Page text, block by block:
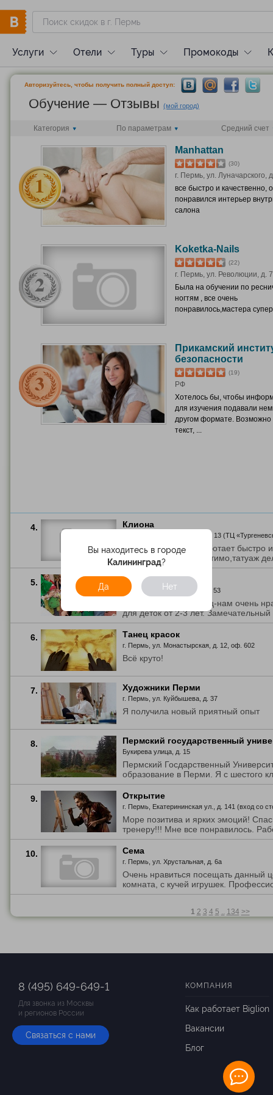
Вы находитесь в городе
Калининград?
Да Нет
Услуги Отели Туры Промокоды
Авторизуйтесь, чтобы получить полный доступ:
Обучение — Отзывы (мой город)
Категория По параметрам Средний счет
Mаnhattan
(30)
г. Пермь, ул. Луначарского,
все быстро и качественно,
понравился интерьер
салона
Koketka-Nails
(22)
г. Пермь, ул. Революции, д. 7
Была на обучении по
ногтям , все очень
понравилось,мастера
Прикамский
безопасности
(19)
РФ
Хотелось бы, чтобы
для изучения подавали
другом формате. Возможно
текст, ...
4. Клиона
г. Пермь, ул. Техническая, д. 13 (ТЦ
Оценка 5+,мастер работает быстро
главное почти не ощутимо,татуаж
5. Мишутка
г. Пермь, ш. Космонавтов, д. 53
Ходим в ЦР уже месяц-нам очень
для деток от 2-3 лет. Замечательный
6. Танец красок
г. Пермь, ул. Монастырская, д. 12, оф. 602
Всё круто!
7. Художники Перми
г. Пермь, ул. Куйбышева, д. 37
Я получила новый приятный опыт
8. Пермский государственный
Букирева улица, д. 15
Пермский Госдарственный
образование в Перми. Я с шестого
9. Открытие
г. Пермь, Екатерининская ул., д. 141 (вход со
Море позитива и ярких эмоций!
тренеру!!! Мне все понравилось.
10. Сема
г. Пермь, ул. Хрустальная, д. 6а
Очень нравиться посещать данный
комната, с кучей игрушек.
1 2 3 4 5 .. 134 >>
8 (495) 649-649-1
Для звонка из Москвы
и регионов России
Связаться с нами
КОМПАНИЯ
Как работает Biglion
Вакансии
Блог